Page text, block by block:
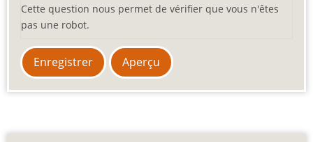
Cette question nous permet de vérifier que vous n'êtes
pas une robot.